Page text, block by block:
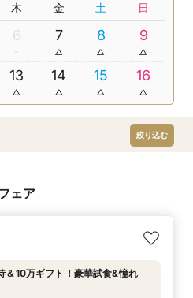
木 金 土 日
6 7 8 9
13 14 15 16
絞り込む
ェア
＆10万ギフト！豪華試食&憧れ